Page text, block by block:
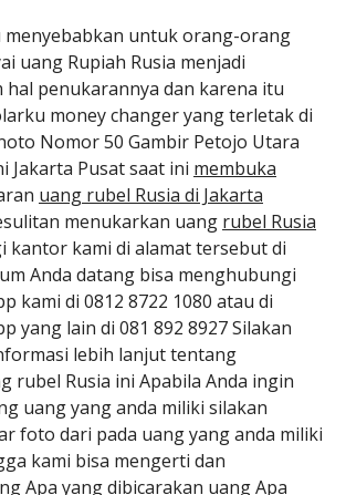
menyebabkan untuk orang-orang
uang Rupiah Rusia menjadi
hal penukarannya dan karena itu
money changer yang terletak di
Nomor 50 Gambir Petojo Utara
Jakarta Pusat saat ini membuka
uang rubel Rusia di Jakarta
menukarkan uang rubel Rusia
kantor kami di alamat tersebut di
Anda datang bisa menghubungi
kami di 0812 8722 1080 atau di
yang lain di 081 892 8927 Silakan
lebih lanjut tentang
rubel Rusia ini Apabila Anda ingin
uang yang anda miliki silakan
foto dari pada uang yang anda miliki
kami bisa mengerti dan
Apa yang dibicarakan uang Apa